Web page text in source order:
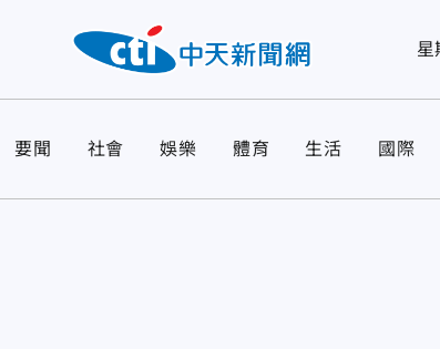
星
要聞 社會 娛樂 體育 生活 國際